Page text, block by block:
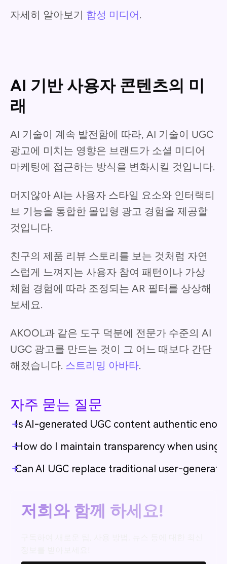
자세히 알아보기 합성 미디어.
AI 기반 사용자 콘텐츠의 미
래
AI 기술이 계속 발전함에 따라, AI 기술이 UGC
광고에 미치는 영향은 브랜드가 소셜 미디어
마케팅에 접근하는 방식을 변화시킬 것입니다.
머지않아 AI는 사용자 스타일 요소와 인터랙티
브 기능을 통합한 몰입형 광고 경험을 제공할
것입니다.
친구의 제품 리뷰 스토리를 보는 것처럼 자연
스럽게 느껴지는 사용자 참여 패턴이나 가상
체험 경험에 따라 조정되는 AR 필터를 상상해
보세요.
AKOOL과 같은 도구 덕분에 전문가 수준의 AI
UGC 광고를 만드는 것이 그 어느 때보다 간단
해졌습니다. 스트리밍 아바타.
자주 묻는 질문
Is AI-generated UGC content authentic
How do I maintain transparency when using
Can AI UGC replace traditional user-
저희와 함께 하세요!